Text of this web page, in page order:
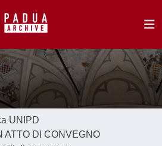
UNIPD
ATTO DI CONVEGNO